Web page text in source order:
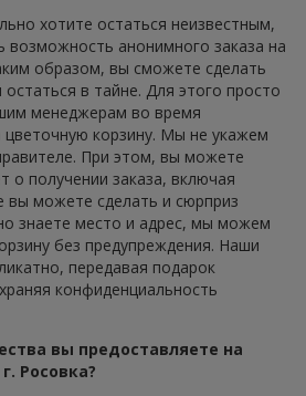
хотите остаться неизвестным,
анонимного заказа на
образом, вы сможете сделать
в тайне. Для этого просто
менеджерам во время
цветочную корзину. Мы не укажем
При этом, вы можете
о получении заказа, включая
можете сделать и сюрприз
знаете место и адрес, мы можем
без предупреждения. Наши
передавая подарок
конфиденциальность
вы предоставляете на
Росовка?